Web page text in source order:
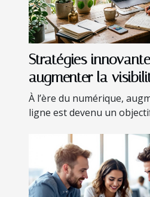
Stratégies
augmenter la
sans budget
À l’ère du numérique,
ligne est devenu un